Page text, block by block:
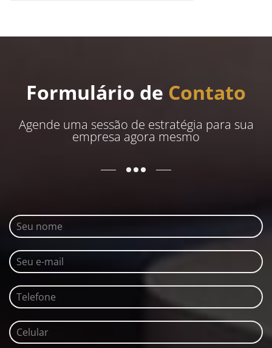
Formulário de Contato
Agende uma sessão de estratégia para sua
empresa agora mesmo